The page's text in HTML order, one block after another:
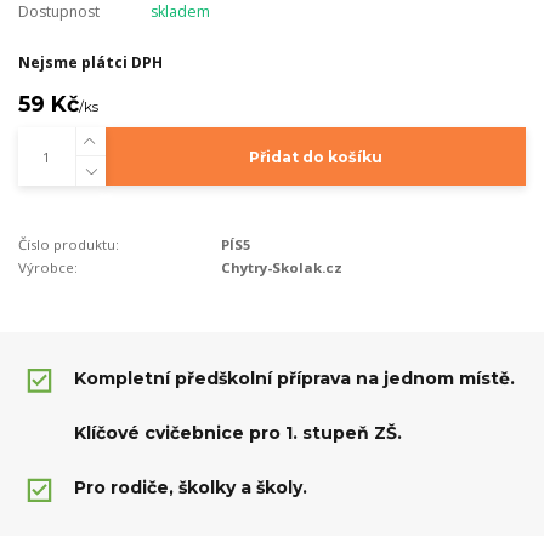
Dostupnost skladem
Nejsme plátci DPH
59 Kč/ks
Přidat do košíku
Číslo produktu:
PÍS5
Výrobce:
Chytry-Skolak.cz
Kompletní předškolní příprava na jednom místě.
Klíčové cvičebnice pro 1. stupeň ZŠ.
Pro rodiče, školky a školy.